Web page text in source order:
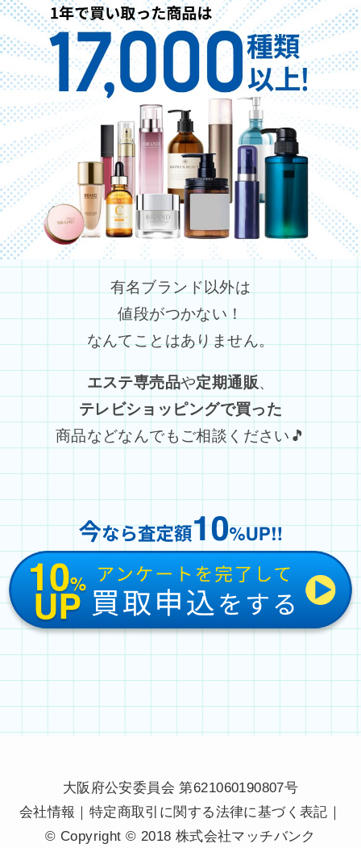
有名ブランド以外は
値段がつかない！
なんてことはありません。
エステ専売品や定期通販、
テレビショッピングで買った
商品などなんでもご相談ください🎵
大阪府公安委員会 第621060190807号
会社情報
特定商取引に関する法律に基づく表記
© Copyright © 2018 株式会社マッチバンク